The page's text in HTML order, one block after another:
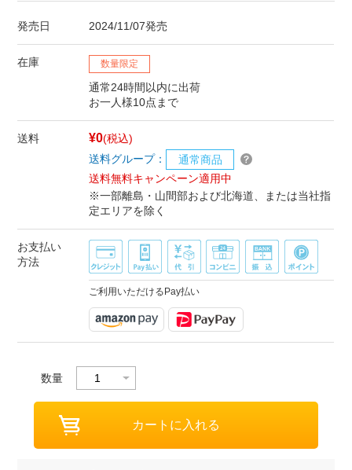
発売日 2024/11/07発売
在庫 数量限定
通常24時間以内に出荷
お一人様10点まで
送料 ¥0(税込)
送料グループ：
通常商品
送料無料キャンペーン適用中
※一部離島・山間部および北海道、または当社指
定エリアを除く
お支払い
方法
ご利用いただけるPay払い
数量